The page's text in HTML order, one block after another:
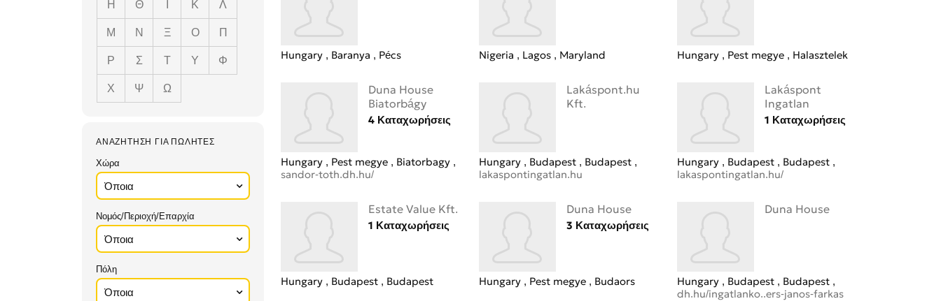
Η
Θ Ι Κ
Λ
Μ
Ν Ξ Ο
Π
Ρ
Σ Τ Υ
Φ
Χ
Ψ Ω
ΑΝΑΖΉΤΗΣΗ ΓΙΑ ΠΩΛΗΤΈΣ
Χώρα
Νομός/Περιοχή/Επαρχία
Πόλη
Hungary Baranya Pécs Nigeria Lagos Maryland Hungary Pest megye Halasztelek
Duna House
Biatorbágy
4 Καταχωρήσεις
Hungary Pest megye
Biatorbagy
sandor-toth.dh.hu/
Lakáspont.hu
Kft.
Hungary Budapest
Budapest
lakaspontingatlan.hu
Lakáspont
Ingatlan
1 Καταχωρήσεις
Hungary Budapest
Budapest
lakaspontingatlan.hu/
Estate Value Kft.
1 Καταχωρήσεις
Hungary Budapest Budapest
Duna House
3 Καταχωρήσεις
Hungary Pest megye Budaors
Duna House
Hungary Budapest
Budapest
dh.hu/ingatlanko..ers-janos-farkas